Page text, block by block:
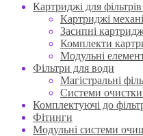
Картриджі для
Картриджі
Засипні
Комплекти
Модульні
Фільтри для води
Магістральні
Системи
Комплектуючі до
Фітинги
Модульні системи